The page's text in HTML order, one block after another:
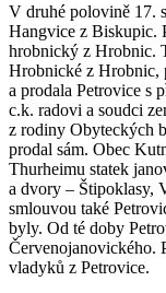
V druhé polovině 17.
Hangvice z Biskupic.
hrobnický z Hrobnic.
Hrobnické z Hrobnic,
a prodala Petrovice s
c.k. radovi a soudci
z rodiny Obyteckých
prodal sám. Obec
Thurheimu statek
a dvory – Štipoklasy,
smlouvou také
byly. Od té doby
Červenojanovického.
vladyků z Petrovice.